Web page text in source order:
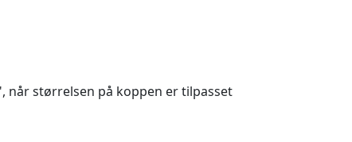
når størrelsen på koppen er tilpasset